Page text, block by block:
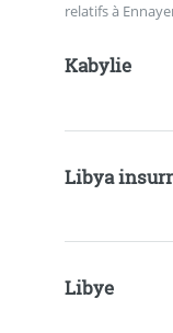
relatifs à
Kabylie
Libya
Libye